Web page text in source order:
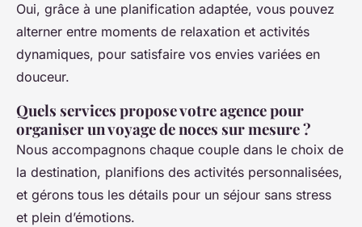
Oui, grâce à une planification adaptée, vous pouvez
alterner entre moments de relaxation et activités
dynamiques, pour satisfaire vos envies variées en
douceur.
Quels services propose votre agence pour
organiser un voyage de noces sur mesure ?
Nous accompagnons chaque couple dans le choix de
la destination, planifions des activités personnalisées,
et gérons tous les détails pour un séjour sans stress
et plein d’émotions.